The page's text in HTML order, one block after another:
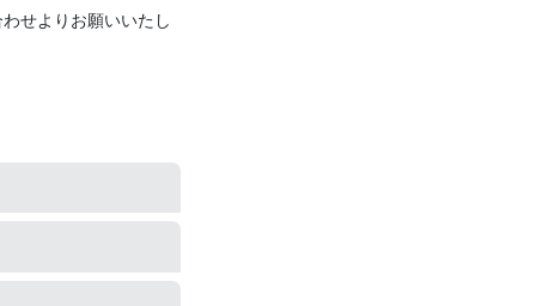
せよりお願いいたし
する場合もあり